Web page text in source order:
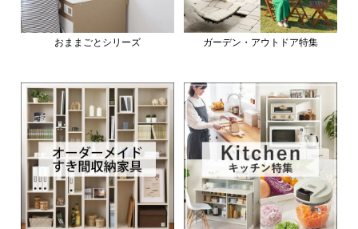
おままごとシリーズ ガーデン・アウトドア特集